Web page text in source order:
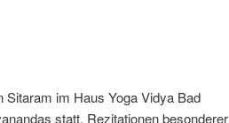
Sitaram im Haus Yoga Vidya Bad
statt. Rezitationen besonderer